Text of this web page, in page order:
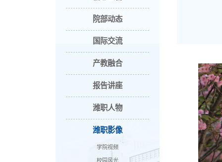
院部动态
国际交流
产教融合
报告讲座
潍职人物
潍职影像
学院视频
校园风光